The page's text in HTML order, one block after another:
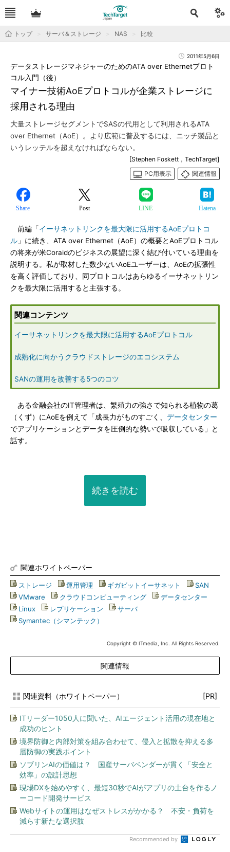
トップ サーバ＆ストレージ NAS 比較
2011年5月6日
マイナー技術AoEプロトコルが企業ストレージに
採用される理由
データストレージマネジャーのためのATA over Ethernetプロト
コル入門（後）
大量ストレージセグメントでSASの代用として利用されるATA
over Ethernet（AoE）。より広範に普及するには、ニッチ製品と
いうレッテルを超えなければならない。
[Stephen Foskett，TechTarget]
PC用表示
関連情報
Share Post LINE Hatena
前編「イーサネットリンクを最大限に活用するAoEプロトコ
ル 」に続き、ATA over Ethernet（AoE）の概要とAoEプロトコル
の将来が米Coraidのビジネスの展望に深く結び付いている理由を
説明する。私が取材した数少ないAoEユーザーは、AoEの拡張性
を高く評価しており、同プロトコルはあらゆるイーサネットリン
クを最大限に活用すると主張する。
関連コンテンツ
イーサネットリンクを最大限に活用するAoEプロトコル
成熟化に向かうクラウドストレージのエコシステム
SANの運用を改善する5つのコツ
ある金融会社のIT管理者は、繁殖力の強さで知られる植物の葛
（くず）にAoEを例えて「成長力がものすごく、 データセンター
でアプリケーションとデータを圧倒的な勢いで吸収している」と
話す。
続きを読む
関連ホワイトペーパー
ストレージ 運用管理 ギガビットイーサネット SAN
VMware
クラウドコンピューティング データセンター
Linux
レプリケーション サーバ|
Symantec（シマンテック）
Copyright © ITmedia, Inc. All Rights Reserved.
関連情報
関連資料（ホワイトペーパー） [PR]
ITリーダー1050人に聞いた、AIエージェント活用の現在地と
成功のヒント
境界防御と内部対策を組み合わせて、侵入と拡散を抑える多
層防御の実践ポイント
ソブリンAIの価値は？ 国産サーバベンダーが貫く「安全と
効率」の設計思想
現場DXを始めやすく、最短30秒でAIがアプリの土台を作るノ
ーコード開発サービス
Webサイトの運用はなぜストレスがかかる？ 不安・負荷を
減らす新たな選択肢
Recommended by